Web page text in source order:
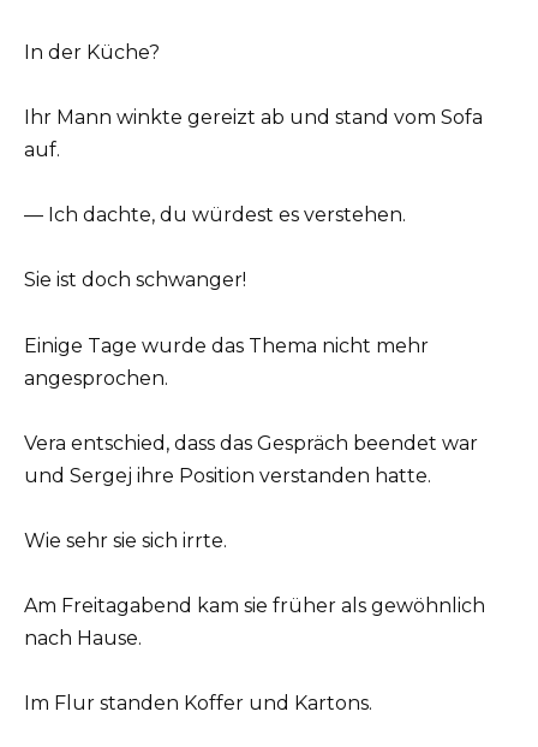
In der Küche?
Ihr Mann winkte gereizt ab und stand vom Sofa
auf.
— Ich dachte, du würdest es verstehen.
Sie ist doch schwanger!
Einige Tage wurde das Thema nicht mehr
angesprochen.
Vera entschied, dass das Gespräch beendet war
und Sergej ihre Position verstanden hatte.
Wie sehr sie sich irrte.
Am Freitagabend kam sie früher als gewöhnlich
nach Hause.
Im Flur standen Koffer und Kartons.